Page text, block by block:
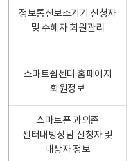
정보통신보조기기 신청자
및 수혜자 회원관리
스마트쉼센터 홈페이지
회원정보
스마트폰 과의존
센터내방상담 신청자 및
대상자 정보